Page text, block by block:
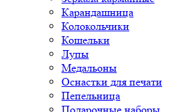
Карандашница
Колокольчики
Кошельки
Лупы
Медальоны
Оснастки для печати
Пепельница